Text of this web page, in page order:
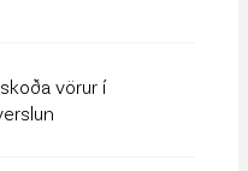
vörur í